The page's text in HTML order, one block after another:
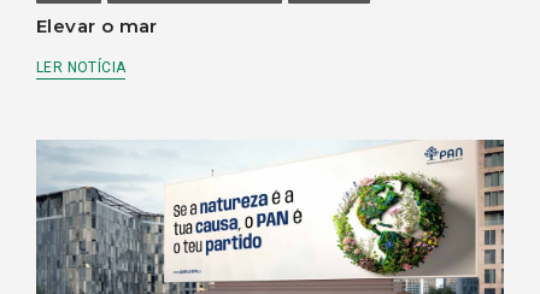
Elevar o mar
LER NOTÍCIA